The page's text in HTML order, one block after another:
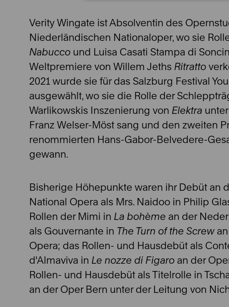
Verity Wingate ist Absolventin des
Niederländischen Nationaloper, wo sie
Nabucco und Luisa Casati Stampa di
Weltpremiere von Willem Jeths Ritratto
2021 wurde sie für das Salzburg Festival
ausgewählt, wo sie die Rolle der
Warlikowskis Inszenierung von Elektra
Franz Welser-Möst sang und den zweiten
renommierten Hans-Gabor-Belvedere-
gewann.
Bisherige Höhepunkte waren ihr Debüt an
National Opera als Mrs. Naidoo in Philip
Rollen der Mimi in La bohème an der
als Gouvernante in The Turn of the Screwan
Opera; das Rollen- und Hausdebüt als
d'Almaviva in Le nozze di Figaro an der
Rollen- und Hausdebüt als Titelrolle in
an der Oper Bern unter der Leitung von